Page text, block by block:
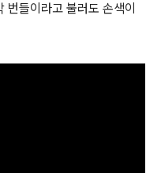
들이라고 불러도 손색이